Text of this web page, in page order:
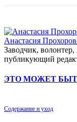
Анастасия
Заводчик,
публикующий
ЭТО МОЖЕТ
Содержание и уход